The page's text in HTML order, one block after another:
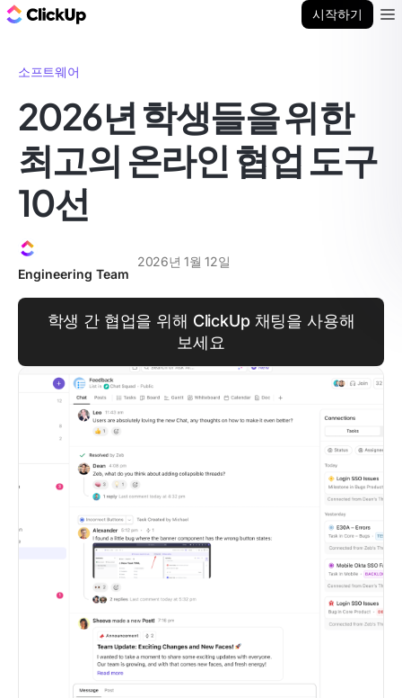
시작하기
소프트웨어
2026년 학생들을 위한
최고의 온라인 협업 도구
10선
Engineering Team
2026년 1월 12일
학생 간 협업을 위해 ClickUp 채팅을 사용해
보세요